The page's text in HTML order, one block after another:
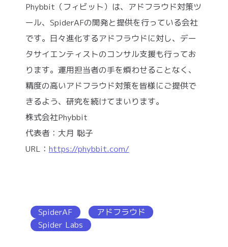
Phybbit（フィビット）は、アドフラウド対策ツ
ール、SpiderAFの開発と提供を行っている会社
です。日々進化するアドフラウドに対し、デー
タサイエンティストのコンサル支援も行ってお
ります。運用担当者の手を煩わせることなく、
精度の高いアドフラウド対策を皆様にご提供で
きるよう、研究を続けてまいります。
株式会社Phybbit
代表者：大月 聡子
URL： https://phybbit.com/
SpiderAF
アドフラウド
Spider Labs